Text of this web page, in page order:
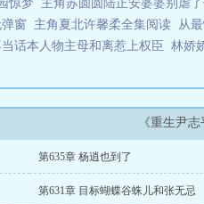
惊梦 主角苏圆圆陆正安婆婆别虐
窗 主角夏北许馨柔全集阅读 从
话本人物主母和离惹上权臣 林娇
《重生尹
第635章 杨逍也到了
第631章 目标蝴蝶谷蛛儿和张无忌